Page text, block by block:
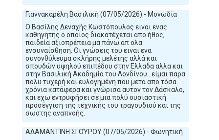
Γιαννακαρέλη Βασιλική (07/05/2026) - Μονωδία
Ο Βασίλης Δεναχής Κωστόπουλος ειναι ενας
καθηγητης ο οποίος διακατέχεται απο ήθος,
παιδεία αξιοπρέπεια μα πάνω απ ολα
ενσυναίσθηση. Οι γνώσεις του ειναι ενα
συνονθύλευμα σκλήρης μελέτης αλλά και
σπουδών υψηλού επιπέδου στην Ελλαδα αλλα και
στην Βασιλική Ακαδημία του Λονδίνου...είμαι παρα
πολυ τυχερή και ευλογημένη που μετα απο τόσα
χρόνια κατάφερα και γνώρισα αυτον τον Δάσκαλο,
και εχω εντρυφήσει σε μια πολύ ουσιαστική
προσέγγιση της τεχνικής του τραγουδιού και της
σωστης αναπνοής.
ΑΔΑΜΑΝΤΊΝΗ ΣΓΟΎΡΟΥ (07/05/2026) - Φωνητική